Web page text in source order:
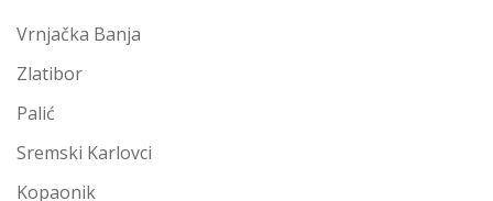
Vrnjačka Banja
Zlatibor
Palić
Sremski Karlovci
Kopaonik